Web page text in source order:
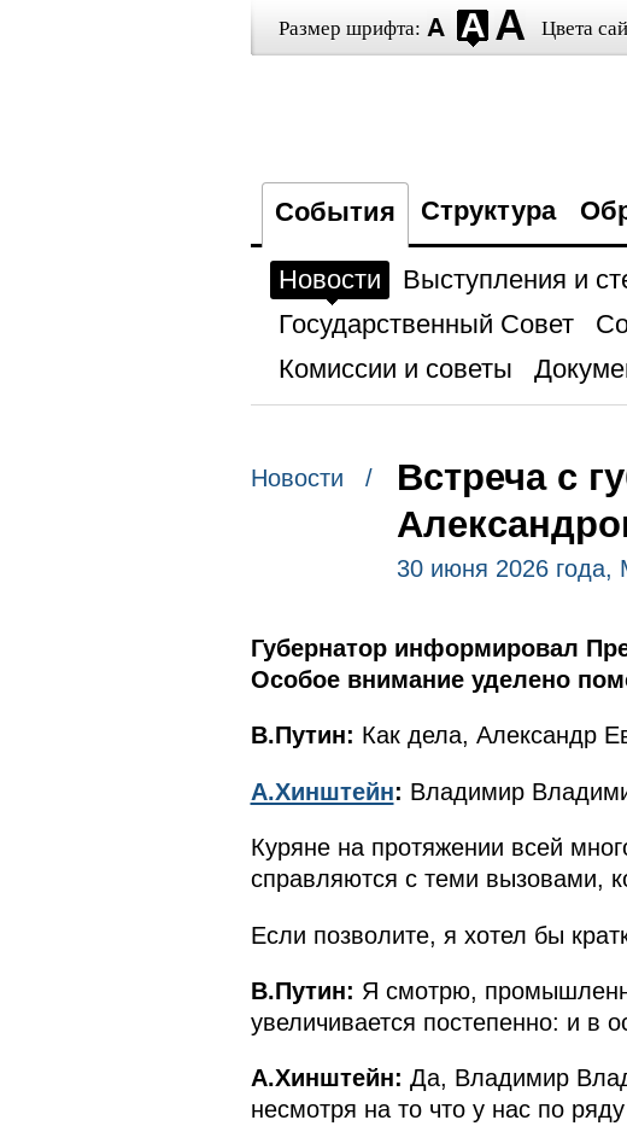
Размер шрифта: Цвета
События Структура
Новости Выступления и
Государственный Совет
Комиссии и советы
Новости /
Встреча с
30 июня 2026 года,
Губернатор информировал
Особое внимание уделено
В.Путин: Как дела, Александр
А.Хинштейн: Владимир
Куряне на протяжении всей
справляются с теми вызовами,
Если позволите, я хотел бы
В.Путин: Я смотрю,
увеличивается постепенно: и в
А.Хинштейн: Да, Владимир
несмотря на то что у нас по